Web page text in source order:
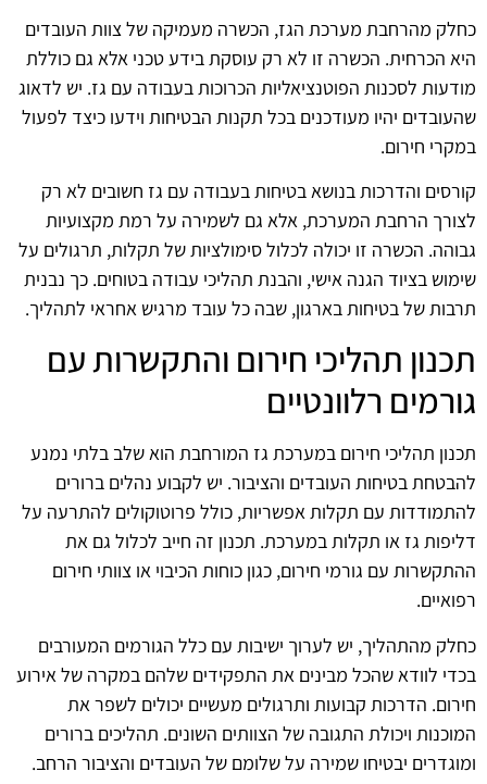
כחלק מהרחבת מערכת הגז, הכשרה מעמיקה של צוות העובדים
היא הכרחית. הכשרה זו לא רק עוסקת בידע טכני אלא גם כוללת
מודעות לסכנות הפוטנציאליות הכרוכות בעבודה עם גז. יש לדאוג
שהעובדים יהיו מעודכנים בכל תקנות הבטיחות וידעו כיצד לפעול
במקרי חירום.
קורסים והדרכות בנושא בטיחות בעבודה עם גז חשובים לא רק
לצורך הרחבת המערכת, אלא גם לשמירה על רמת מקצועיות
גבוהה. הכשרה זו יכולה לכלול סימולציות של תקלות, תרגולים על
שימוש בציוד הגנה אישי, והבנת תהליכי עבודה בטוחים. כך נבנית
תרבות של בטיחות בארגון, שבה כל עובד מרגיש אחראי לתהליך.
תכנון תהליכי חירום והתקשרות עם
גורמים רלוונטיים
תכנון תהליכי חירום במערכת גז המורחבת הוא שלב בלתי נמנע
להבטחת בטיחות העובדים והציבור. יש לקבוע נהלים ברורים
להתמודדות עם תקלות אפשריות, כולל פרוטוקולים להתרעה על
דליפות גז או תקלות במערכת. תכנון זה חייב לכלול גם את
ההתקשרות עם גורמי חירום, כגון כוחות הכיבוי או צוותי חירום
רפואיים.
כחלק מהתהליך, יש לערוך ישיבות עם כלל הגורמים המעורבים
בכדי לוודא שהכל מבינים את התפקידים שלהם במקרה של אירוע
חירום. הדרכות קבועות ותרגולים מעשיים יכולים לשפר את
המוכנות ויכולת התגובה של הצוותים השונים. תהליכים ברורים
ומוגדרים יבטיחו שמירה על שלומם של העובדים והציבור הרחב.